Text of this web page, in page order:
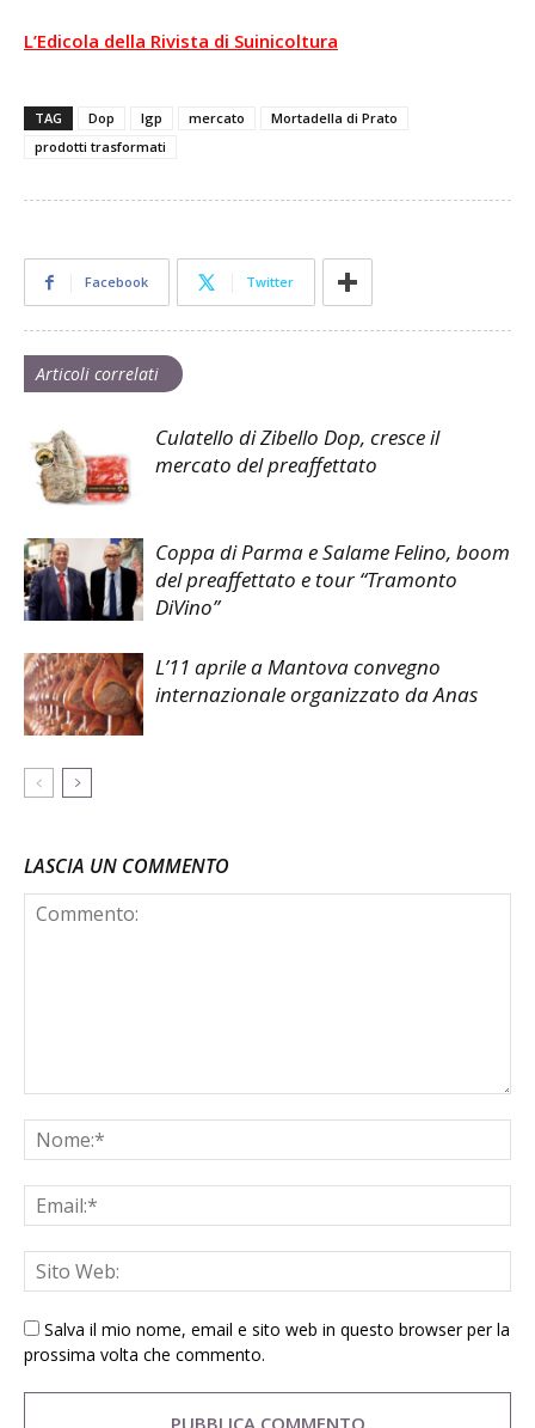
L’Edicola della Rivista di Suinicoltura
TAG Dop Igp mercato
Mortadella di Prato
prodotti trasformati
Facebook Twitter
Articoli correlati
Culatello di Zibello Dop, cresce il
mercato del preaffettato
Coppa di Parma e Salame Felino, boom
del preaffettato e tour “Tramonto
DiVino”
L’11 aprile a Mantova convegno
internazionale organizzato da Anas
LASCIA UN COMMENTO
Salva il mio nome, email e sito web in questo browser per la
prossima volta che commento.